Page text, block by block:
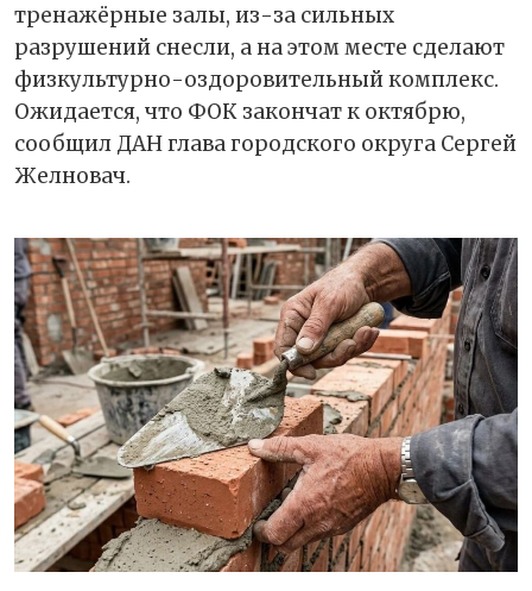
тренажёрные залы, из-за сильных
разрушений снесли, а на этом месте сделают
физкультурно-оздоровительный комплекс.
Ожидается, что ФОК закончат к октябрю,
сообщил ДАН глава городского округа Сергей
Желновач.